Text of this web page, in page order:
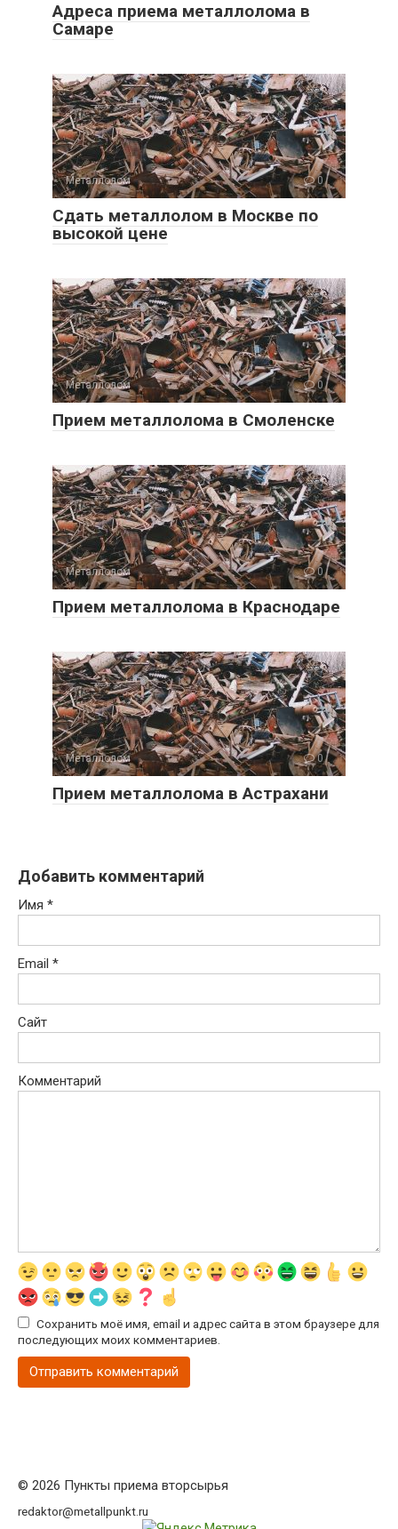
Адреса приема металлолома в
Самаре
Металлолом 0
Сдать металлолом в Москве по
высокой цене
Металлолом 0
Прием металлолома в Смоленске
Металлолом 0
Прием металлолома в Краснодаре
Металлолом 0
Прием металлолома в Астрахани
Добавить комментарий
Имя *
Email *
Сайт
Комментарий
Сохранить моё имя, email и адрес сайта в этом браузере для
последующих моих комментариев.
© 2026 Пункты приема вторсырья
redaktor@metallpunkt.ru